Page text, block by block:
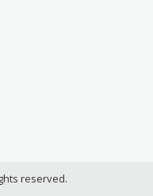
reserved.